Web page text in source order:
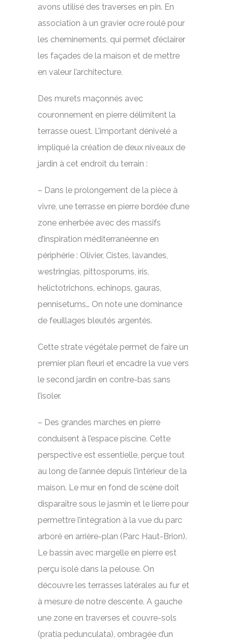
avons utilisé des traverses en pin. En
association à un gravier ocre roulé pour
les cheminements, qui permet d’éclairer
les façades de la maison et de mettre
en valeur l’architecture.
Des murets maçonnés avec
couronnement en pierre délimitent la
terrasse ouest. L’important dénivelé a
impliqué la création de deux niveaux de
jardin à cet endroit du terrain :
– Dans le prolongement de la pièce à
vivre, une terrasse en pierre bordée d’une
zone enherbée avec des massifs
d’inspiration méditerranéenne en
périphérie : Olivier, Cistes, lavandes,
westringias, pittosporums, iris,
helictotrichons, echinops, gauras,
pennisetums… On note une dominance
de feuillages bleutés argentés.
Cette strate végétale permet de faire un
premier plan fleuri et encadre la vue vers
le second jardin en contre-bas sans
l’isoler.
– Des grandes marches en pierre
conduisent à l’espace piscine. Cette
perspective est essentielle, perçue tout
au long de l’année depuis l’intérieur de la
maison. Le mur en fond de scène doit
disparaître sous le jasmin et le lierre pour
permettre l’intégration à la vue du parc
arboré en arrière-plan (Parc Haut-Brion).
Le bassin avec margelle en pierre est
perçu isolé dans la pelouse. On
découvre les terrasses latérales au fur et
à mesure de notre descente. A gauche
une zone en traverses et couvre-sols
(pratia pedunculata), ombragée d’un